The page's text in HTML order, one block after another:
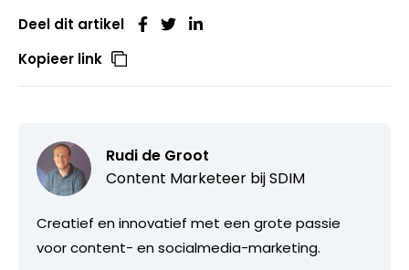
Deel dit artikel
Kopieer link
Rudi de Groot
Content Marketeer bijSDIM
Creatief en innovatief met een grote passie
voor content- en socialmedia-marketing.